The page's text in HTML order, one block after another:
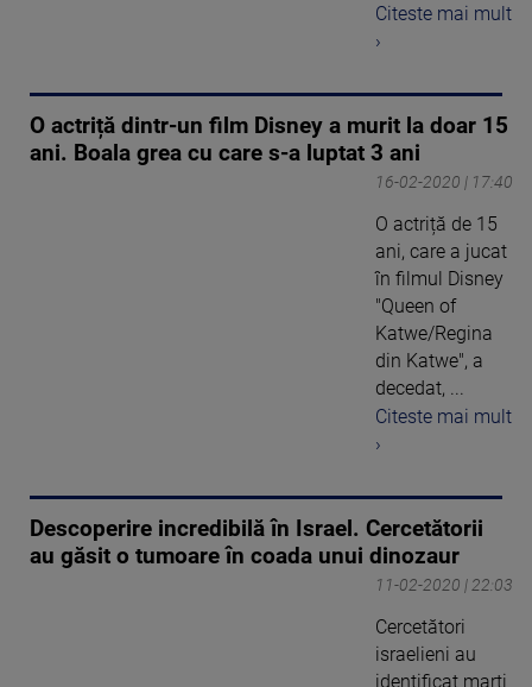
Citeste mai mult
›
O actriță dintr-un film Disney a murit la doar 15
ani. Boala grea cu care s-a luptat 3 ani
16-02-2020 | 17:40
O actriță de 15
ani, care a jucat
în filmul Disney
"Queen of
Katwe/Regina
din Katwe", a
decedat, ...
Citeste mai mult
›
Descoperire incredibilă în Israel. Cercetătorii
au găsit o tumoare în coada unui dinozaur
11-02-2020 | 22:03
Cercetători
israelieni au
identificat marţi